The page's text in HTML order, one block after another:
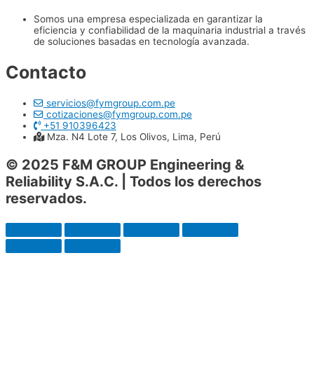
Somos una empresa especializada en garantizar la
eficiencia y confiabilidad de la maquinaria industrial a través
de soluciones basadas en tecnología avanzada.
Contacto
servicios@fymgroup.com.pe
cotizaciones@fymgroup.com.pe
+51 910396423
Mza. N4 Lote 7, Los Olivos, Lima, Perú
© 2025 F&M GROUP Engineering &
Reliability S.A.C. | Todos los derechos
reservados.